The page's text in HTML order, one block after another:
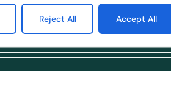
Reject All Accept All